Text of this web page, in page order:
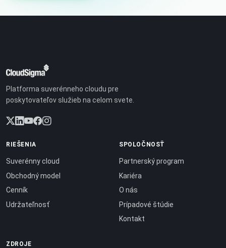
Platforma suverénneho cloudu pre
poskytovateľov služieb na celom svete.
RIEŠENIA
Suverénny cloud
Obchodný model
Cenník
Udržateľnosť
SPOLOČNOSŤ
Partnerský program
Kariéra
O nás
Prípadové štúdie
Kontakt
ZDROJE